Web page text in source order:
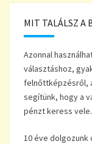
MIT TALÁLSZ A
Azonnal
választáshoz,
felnőttképzésről,
segítünk, hogy a
pénzt keress vele.
10 éve